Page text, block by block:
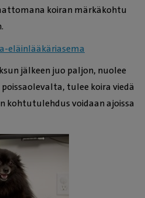
koiran märkäkohtu
eläinlääkäriasema
jälkeen juo paljon, nuolee
tulee koira viedä
kohtutulehdus voidaan ajoissa